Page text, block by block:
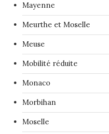
Mayenne
Meurthe et Moselle
Meuse
Mobilité réduite
Monaco
Morbihan
Moselle